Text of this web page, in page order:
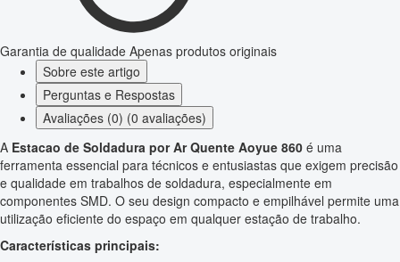
Garantia de qualidade Apenas produtos originais
Sobre este artigo
Perguntas e Respostas
Avaliações (0) (0 avaliações)
A Estacao de Soldadura por Ar Quente Aoyue 860 é uma
ferramenta essencial para técnicos e entusiastas que exigem precisão
e qualidade em trabalhos de soldadura, especialmente em
componentes SMD. O seu design compacto e empilhável permite uma
utilização eficiente do espaço em qualquer estação de trabalho.
Características principais: